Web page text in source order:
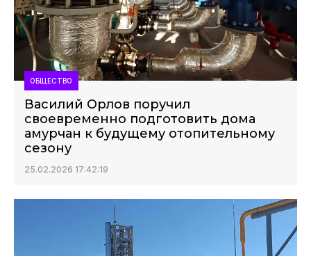
ОБЩЕСТВО
Василий Орлов поручил
своевременно подготовить дома
амурчан к будущему отопительному
сезону
25.02.2026 17:42:19